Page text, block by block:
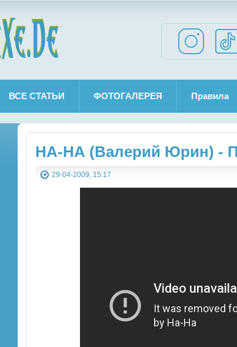
ВСЕ СТАТЬИ ФОТОГАЛЕРЕЯ Правила
НА-НА (Валерий Юрин) -
29-04-2009, 15:17